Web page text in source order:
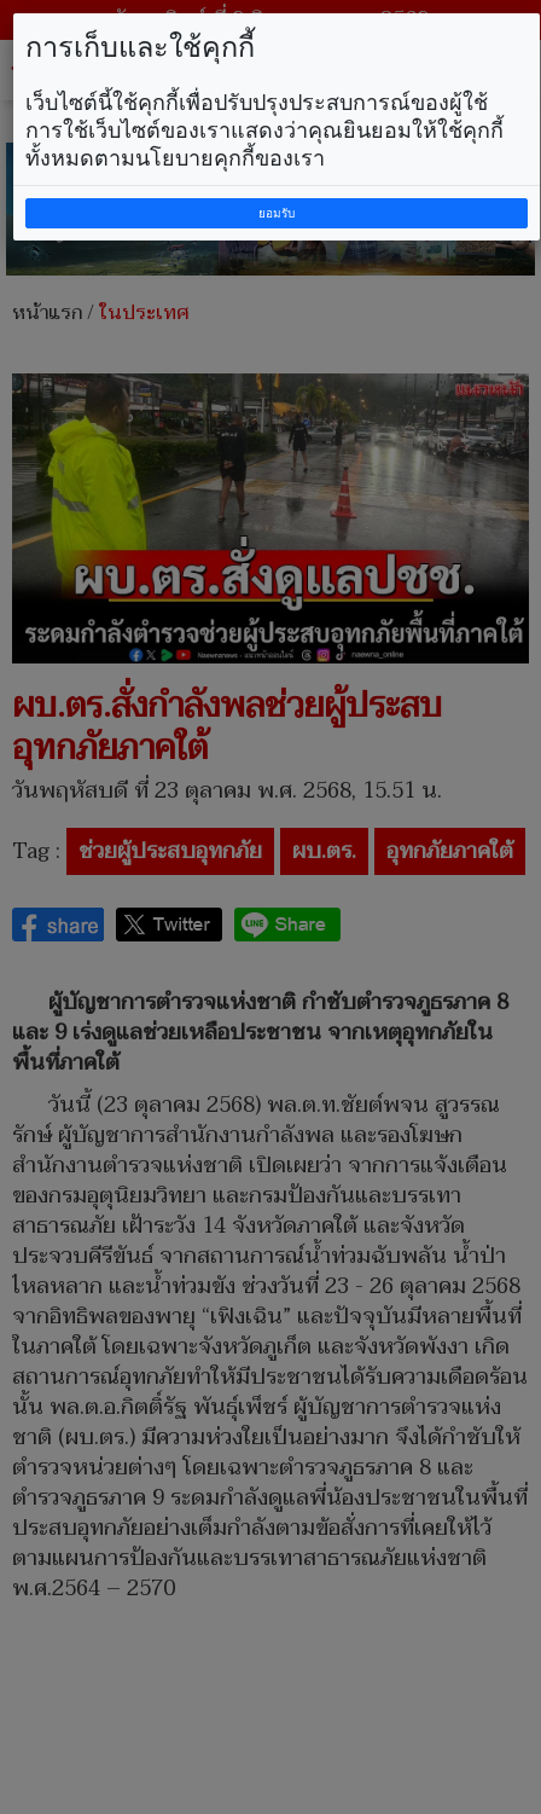
วันอาทิตย์ ที่ 9 สิงหาคม พ.ศ. 2569
หน้าแรก/ในประเทศ
ผบ.ตร.สั่งกำลังพลช่วยผู้ประสบ
อุทกภัยภาคใต้
วันพฤหัสบดี ที่ 23 ตุลาคม พ.ศ. 2568, 15.51 น.
Tag : ช่วยผู้ประสบอุทกภัย ผบ.ตร. อุทกภัยภาคใต้
ผู้บัญชาการตำรวจแห่งชาติ กำชับตำรวจภูธรภาค 8
และ 9 เร่งดูแลช่วยเหลือประชาชน จากเหตุอุทกภัยใน
พื้นที่ภาคใต้
วันนี้ (23 ตุลาคม 2568) พล.ต.ท.ชัยต์พจน สูวรรณ
รักษ์ ผู้บัญชาการสำนักงานกำลังพล และรองโฆษก
สำนักงานตำรวจแห่งชาติ เปิดเผยว่า จากการแจ้งเตือน
ของกรมอุตุนิยมวิทยา และกรมป้องกันและบรรเทา
สาธารณภัย เฝ้าระวัง 14 จังหวัดภาคใต้ และจังหวัด
ประจวบคีรีขันธ์ จากสถานการณ์น้ำท่วมฉับพลัน น้ำป่า
ไหลหลาก และน้ำท่วมขัง ช่วงวันที่ 23 - 26 ตุลาคม 2568
จากอิทธิพลของพายุ “เฟิงเฉิน” และปัจจุบันมีหลายพื้นที่
ในภาคใต้ โดยเฉพาะจังหวัดภูเก็ต และจังหวัดพังงา เกิด
สถานการณ์อุทกภัยทำให้มีประชาชนได้รับความเดือดร้อน
นั้น พล.ต.อ.กิตติ์รัฐ พันธุ์เพ็ชร์ ผู้บัญชาการตำรวจแห่ง
ชาติ (ผบ.ตร.) มีความห่วงใยเป็นอย่างมาก จึงได้กำชับให้
ตำรวจหน่วยต่างๆ โดยเฉพาะตำรวจภูธรภาค 8 และ
ตำรวจภูธรภาค 9 ระดมกำลังดูแลพี่น้องประชาชนในพื้นที่
ประสบอุทกภัยอย่างเต็มกำลังตามข้อสั่งการที่เคยให้ไว้
ตามแผนการป้องกันและบรรเทาสาธารณภัยแห่งชาติ
พ.ศ.2564 – 2570
การเก็บและใช้คุกกี้
เว็บไซต์นี้ใช้คุกกี้เพื่อปรับปรุงประสบการณ์ของผู้ใช้
การใช้เว็บไซต์ของเราแสดงว่าคุณยินยอมให้ใช้คุกกี้
ทั้งหมดตามนโยบายคุกกี้ของเรา
ยอมรับ